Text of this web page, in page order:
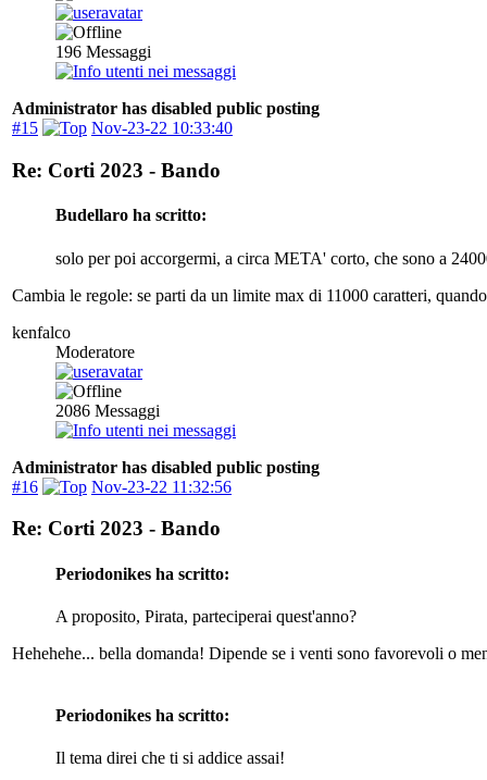
196 Messaggi
Administrator has disabled public posting
#15
Nov-23-22 10:33:40
Re: Corti 2023 - Bando
Budellaro ha scritto:
solo per poi accorgermi, a circa META' corto, che sono a
Cambia le regole: se parti da un limite max di 11000 caratteri,
kenfalco
Moderatore
2086 Messaggi
Administrator has disabled public posting
#16
Nov-23-22 11:32:56
Re: Corti 2023 - Bando
Periodonikes ha scritto:
A proposito, Pirata, parteciperai quest'anno?
Hehehehe... bella domanda! Dipende se i venti sono favorevoli o
Periodonikes ha scritto:
Il tema direi che ti si addice assai!